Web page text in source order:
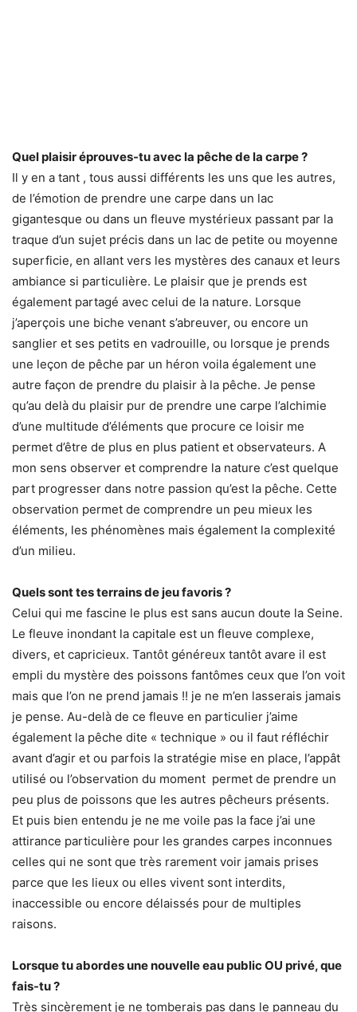
Quel plaisir éprouves-tu avec la pêche de la carpe ?
Il y en a tant , tous aussi différents les uns que les autres,
de l’émotion de prendre une carpe dans un lac
gigantesque ou dans un fleuve mystérieux passant par la
traque d’un sujet précis dans un lac de petite ou moyenne
superficie, en allant vers les mystères des canaux et leurs
ambiance si particulière. Le plaisir que je prends est
également partagé avec celui de la nature. Lorsque
j’aperçois une biche venant s’abreuver, ou encore un
sanglier et ses petits en vadrouille, ou lorsque je prends
une leçon de pêche par un héron voila également une
autre façon de prendre du plaisir à la pêche. Je pense
qu’au delà du plaisir pur de prendre une carpe l’alchimie
d’une multitude d’éléments que procure ce loisir me
permet d’être de plus en plus patient et observateurs. A
mon sens observer et comprendre la nature c’est quelque
part progresser dans notre passion qu’est la pêche. Cette
observation permet de comprendre un peu mieux les
éléments, les phénomènes mais également la complexité
d’un milieu.
Quels sont tes terrains de jeu favoris ?
Celui qui me fascine le plus est sans aucun doute la Seine.
Le fleuve inondant la capitale est un fleuve complexe,
divers, et capricieux. Tantôt généreux tantôt avare il est
empli du mystère des poissons fantômes ceux que l’on voit
mais que l’on ne prend jamais !! je ne m’en lasserais jamais
je pense. Au-delà de ce fleuve en particulier j’aime
également la pêche dite « technique » ou il faut réfléchir
avant d’agir et ou parfois la stratégie mise en place, l’appât
utilisé ou l’observation du moment permet de prendre un
peu plus de poissons que les autres pêcheurs présents.
Et puis bien entendu je ne me voile pas la face j’ai une
attirance particulière pour les grandes carpes inconnues
celles qui ne sont que très rarement voir jamais prises
parce que les lieux ou elles vivent sont interdits,
inaccessible ou encore délaissés pour de multiples
raisons.
Lorsque tu abordes une nouvelle eau public OU privé, que
fais-tu ?
Très sincèrement je ne tomberais pas dans le panneau du